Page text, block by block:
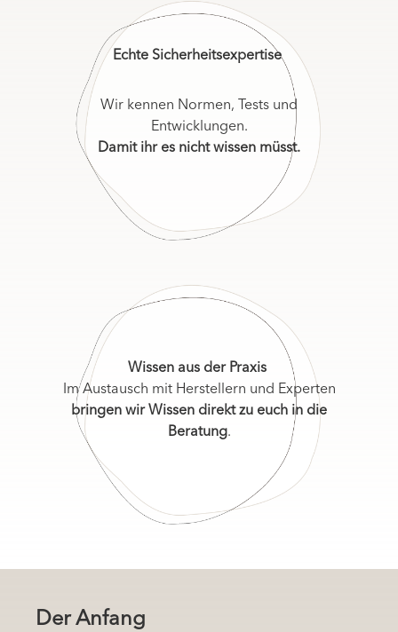
Echte Sicherheitsexpertise
Wir kennen Normen, Tests und
Entwicklungen.
Damit ihr es nicht wissen müsst.
Wissen aus der Praxis
Im Austausch mit Herstellern und Experten
bringen wir Wissen direkt zu euch in die
Beratung.
Der Anfang